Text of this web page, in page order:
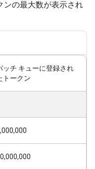
ンの最大数が表示され
ッチ キューに登録され
トークン